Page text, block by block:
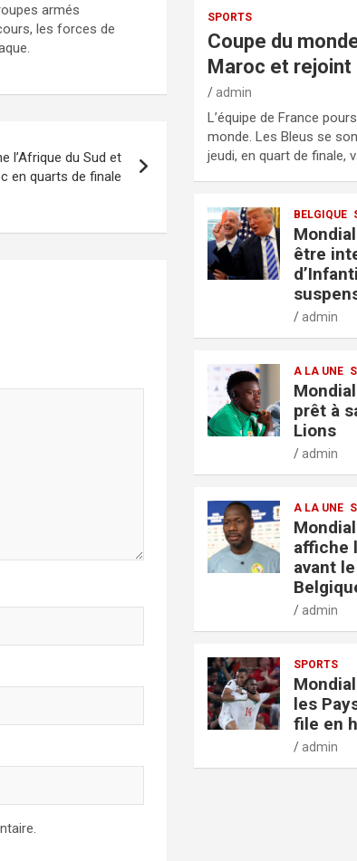
armés
les forces de
l’Afrique du Sud et
en quarts de finale
SPORTS
Coupe du
Maroc et
admin
L’équipe de France
monde. Les Bleus se
jeudi, en quart de finale,
BELGIQUE
être
admin
A LA UNE
prêt à
Lions
admin
A LA UNE
affiche
avant
admin
SPORTS
les
file en
admin